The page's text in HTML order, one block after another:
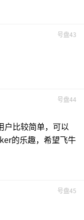
号盘43
号盘44
户比较简单，可以
的乐趣，希望飞牛
号盘45